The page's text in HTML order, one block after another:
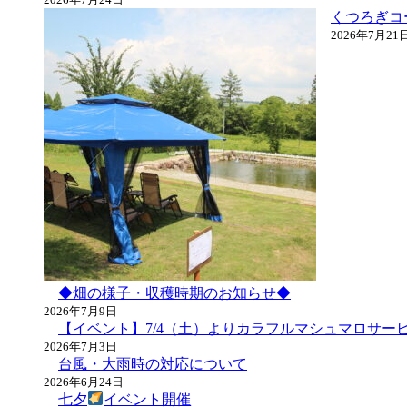
くつろぎ
2026年7月21日
◆畑の様子・収穫時期のお知らせ◆
2026年7月9日
【イベント】7/4（土）よりカラフルマシュマロサー
2026年7月3日
台風・大雨時の対応について
2026年6月24日
七夕 イベント開催